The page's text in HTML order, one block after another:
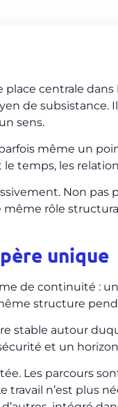
centrale
de subsistance.
sens.
même un
temps, les
Non
rôle
unique
de continuité :
structure
stable autour
et un
Les parcours
travail n’est plus